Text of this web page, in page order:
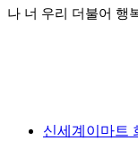
나 너 우리 더불어 행
신세계이마트